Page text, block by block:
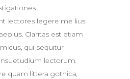
lectores legere me lius
Claritas est etiam
qui sequitur
lectorum.
quam littera gothica,